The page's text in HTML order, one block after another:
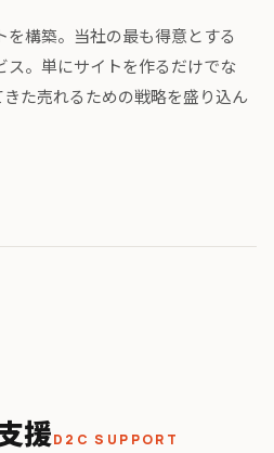
を構築。当社の最も得意とする
ス。単にサイトを作るだけでな
た売れるための戦略を盛り込ん
援D2C SUPPORT